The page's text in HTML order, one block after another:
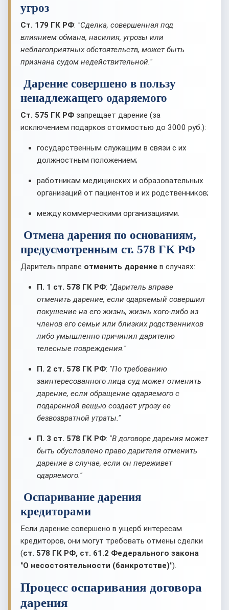
угроз
Ст. 179 ГК РФ: "Сделка, совершенная под
влиянием обмана, насилия, угрозы или
неблагоприятных обстоятельств, может быть
признана судом недействительной."
Дарение совершено в пользу
ненадлежащего одаряемого
Ст. 575 ГК РФ запрещает дарение (за
исключением подарков стоимостью до 3000 руб.):
государственным служащим в связи с их
должностным положением;
работникам медицинских и образовательных
организаций от пациентов и их родственников;
между коммерческими организациями.
Отмена дарения по основаниям,
предусмотренным ст. 578 ГК РФ
Даритель вправе отменить дарение в случаях:
П. 1 ст. 578 ГК РФ: "Даритель вправе
отменить дарение, если одаряемый совершил
покушение на его жизнь, жизнь кого-либо из
членов его семьи или близких родственников
либо умышленно причинил дарителю
телесные повреждения."
П. 2 ст. 578 ГК РФ: "По требованию
заинтересованного лица суд может отменить
дарение, если обращение одаряемого с
подаренной вещью создает угрозу ее
безвозвратной утраты."
П. 3 ст. 578 ГК РФ: "В договоре дарения может
быть обусловлено право дарителя отменить
дарение в случае, если он переживет
одаряемого."
Оспаривание дарения
кредиторами
Если дарение совершено в ущерб интересам
кредиторов, они могут требовать отмены сделки
(ст. 578 ГК РФ, ст. 61.2 Федерального закона
"О несостоятельности (банкротстве)").
Процесс оспаривания договора
дарения